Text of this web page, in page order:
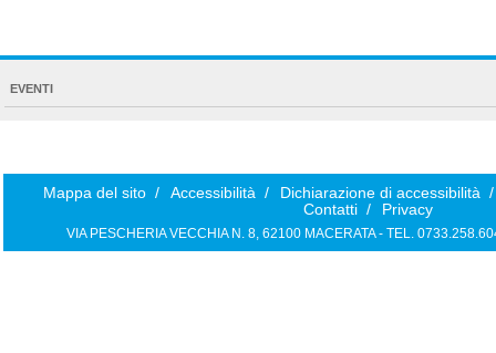
EXTENDED
EVENTI
Mappa del sito / Accessibilità / Dichiarazione di accessibilità /
Contatti / Privacy
VIA PESCHERIA VECCHIA N. 8, 62100 MACERATA - TEL.